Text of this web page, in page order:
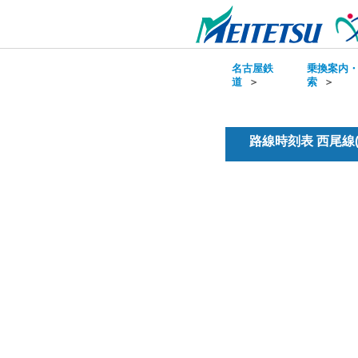
名古屋鉄
道 ＞
乗換案内
索＞
路線時刻表 西尾